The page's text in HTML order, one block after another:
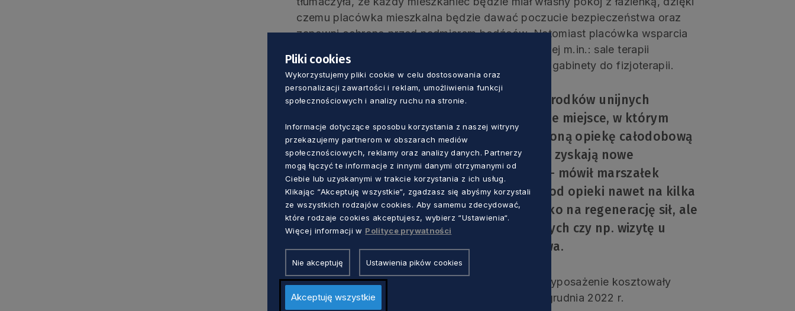
czemu placówka mieszkalna będzie dawać poczucie bezpieczeństwa oraz
zapewni ochronę przed nadmiarem bodźców. Natomiast placówka wsparcia
dziennego ma rozwijać samodzielność. Będą w niej m.in.: sale terapii
indywidualnej i grupowej, sala gimnastyczna oraz gabinety do fizjoterapii.
– Cieszę się, że dzięki udzielonemu ze środków unijnych
wsparciu finansowemu powstaje kolejne miejsce, w którym
osoby z autyzmem będą miały zapewnioną opiekę całodobową
oraz wsparcie w ciągu dnia. Dzięki temu zyskają nowe
umiejętności i większą samodzielność – mówił marszałek
Mieczysław Struk – Odciążenie rodziny od opieki nawet na kilka
godzin w ciągu dnia daje szansę nie tylko na regenerację sił, ale
też załatwienie ważnych spaw urzędowych czy np. wizytę u
lekarza – dodał marszałek województwa.
Obiekt zostanie w pełni wyposażony. Budowa i wyposażenie kosztowały
ponad 5,7 mln zł. Projekt będzie realizowany do grudnia 2022 r.
Pliki cookies
Wykorzystujemy pliki cookie w celu dostosowania oraz
personalizacji zawartości i reklam, umożliwienia funkcji
społecznościowych i analizy ruchu na stronie.
Informacje dotyczące sposobu korzystania z naszej witryny
przekazujemy partnerom w obszarach mediów
społecznościowych, reklamy oraz analizy danych. Partnerzy
mogą łączyć te informacje z innymi danymi otrzymanymi od
Ciebie lub uzyskanymi w trakcie korzystania z ich usług.
Klikając “Akceptuję wszystkie“, zgadzasz się abyśmy korzystali
ze wszystkich rodzajów cookies. Aby samemu zdecydować,
które rodzaje cookies akceptujesz, wybierz “Ustawienia“.
Więcej informacji w Polityce prywatności
Nie akceptuję Ustawienia pików cookies
Akceptuję wszystkie